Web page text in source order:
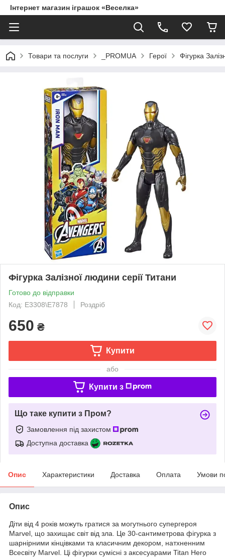
Інтернет магазин іграшок «Веселка»
Товари та послуги _PROMUA Герої Фігурка
Фігурка Залізної людини серії Титани
Готово до відправки
Код: E3308\E7878
Роздріб
650 ₴
Купити
або
Купити з
Що таке купити з Пром?
Замовлення під захистом
Доступна доставка
Опис Характеристики Доставка Оплата Умови
Опис
Діти від 4 років можуть гратися за могутнього супергероя
Marvel, що захищає світ від зла. Це 30-сантиметрова фігурка з
шарнірними кінцівками та класичним декором, натхненним
Всесвіту Marvel. Ці фігурки сумісні з аксесуарами Titan Hero